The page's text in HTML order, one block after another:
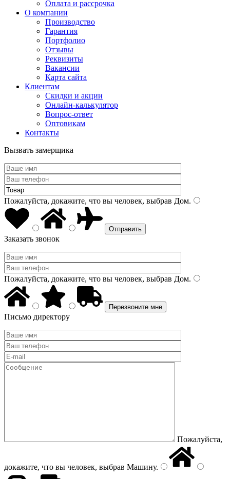
Оплата и рассрочка
О компании
Производство
Гарантия
Портфолио
Отзывы
Реквизиты
Вакансии
Карта сайта
Клиентам
Скидки и акции
Онлайн-калькулятор
Вопрос-ответ
Оптовикам
Контакты
Вызвать замерщика
Пожалуйста, докажите, что вы человек, выбрав Дом.
Заказать звонок
Пожалуйста, докажите, что вы человек, выбрав Дом.
Письмо директору
Пожалуйста,
докажите, что вы человек, выбрав Машину.